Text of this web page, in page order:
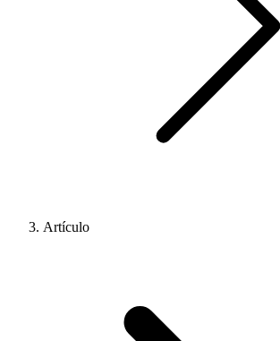
Artículo